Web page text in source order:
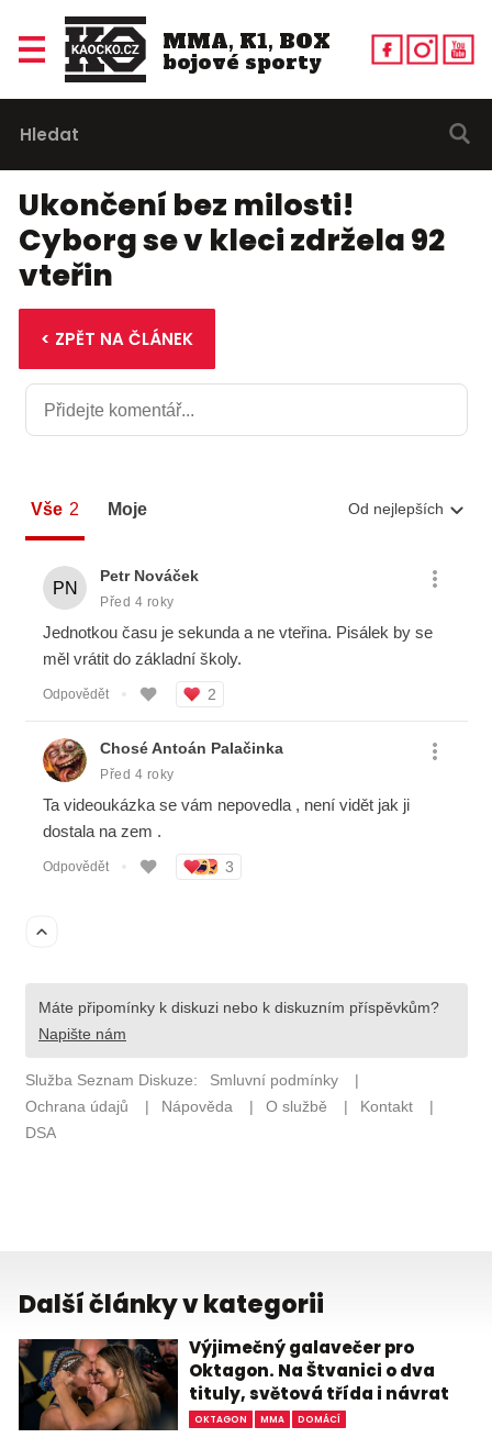
MMA, K1, BOX
bojové sporty
Ukončení bez milosti!
Cyborg se v kleci zdržela 92
vteřin
< ZPĚT NA ČLÁNEK
Další články v kategorii
Výjimečný galavečer pro
Oktagon. Na Štvanici o dva
tituly, světová třída i návrat
OKTAGON MMA DOMÁCÍ